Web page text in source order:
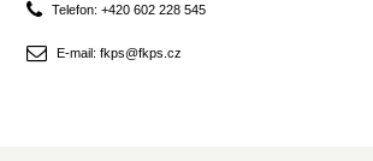
Telefon: +420 602 228 545
E-mail: fkps@fkps.cz